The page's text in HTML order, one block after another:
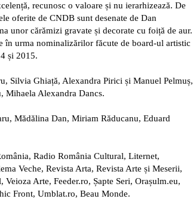
recunosc o valoare și nu ierarhizează. De
oferite de CNDB sunt desenate de Dan
unor cărămizi gravate și decorate cu foiță de aur.
în urma nominalizărilor făcute de board-ul artistic
și 2015.
Silvia Ghiață, Alexandra Pirici și Manuel Pelmuș,
Mihaela Alexandra Dancs.
, Mădălina Dan, Miriam Răducanu, Eduard
Radio România Cultural, Liternet,
Veche, Revista Arta, Revista Arte și Meserii,
Arte, Feeder.ro, Șapte Seri, Orașulm.eu,
Front, Umblat.ro, Beau Monde.